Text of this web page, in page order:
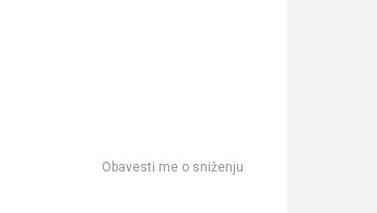
Obavesti me o sniženju